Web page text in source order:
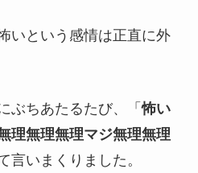
いという感情は正直に外
ぶちあたるたび、「怖い
理無理無理マジ無理無理
言いまくりました。